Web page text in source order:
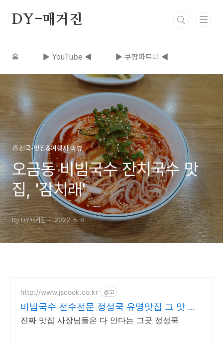
DY-매거진
홈 ▶ YouTube ◀ ▶ 쿠팡파트너 ◀
🍜전국-맛집&여행지 리뷰
오금동 비빔국수 잔치국수 맛
집, '감치래'
by DY매거진 2022. 5. 8.
http://www.jscook.co.kr 광고
비빔국수 전수전문 정성쿡 유명맛집 그 맛 그
대로
진짜 맛집 사장님들은 다 안다는 그곳 정성쿡